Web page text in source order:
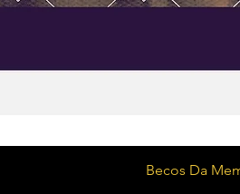
Becos Da